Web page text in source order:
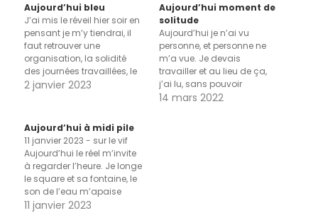
Aujourd’hui bleu
J’ai mis le réveil hier soir en
pensant je m’y tiendrai, il
faut retrouver une
organisation, la solidité
des journées travaillées, le
sens du temps. La douce
ne suffit pas, je traîne une
heure radio-café dans la
pénombre, le jour enfin se…
2 janvier 2023
Aujourd’hui moment de
solitude
Aujourd’hui je n’ai vu
personne, et personne ne
m’a vue. Je devais
travailler et au lieu de ça,
j’ai lu, sans pouvoir
m’arrêter. Envoûtée par ce
14 mars 2022
Aujourd’hui à midi pile
11 janvier 2023 - sur le vif
Aujourd’hui le réel m’invite
à regarder l’heure. Je longe
le square et sa fontaine, le
son de l’eau m’apaise
dans le bruit de Paris, il
11 janvier 2023